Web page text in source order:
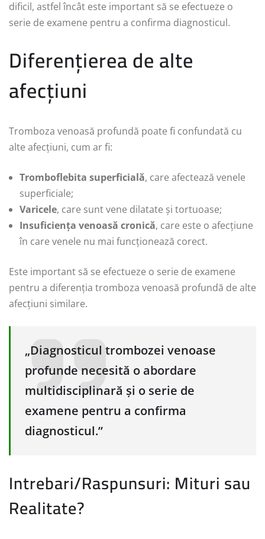
dificil, astfel încât este important să se efectueze o
serie de examene pentru a confirma diagnosticul.
Diferențierea de alte
afecțiuni
Tromboza venoasă profundă poate fi confundată cu
alte afecțiuni, cum ar fi:
Tromboflebita superficială, care afectează venele
superficiale;
Varicele, care sunt vene dilatate și tortuoase;
Insuficiența venoasă cronică, care este o afecțiune
în care venele nu mai funcționează corect.
Este important să se efectueze o serie de examene
pentru a diferenția tromboza venoasă profundă de alte
afecțiuni similare.
„Diagnosticul trombozei venoase
profunde necesită o abordare
multidisciplinară și o serie de
examene pentru a confirma
diagnosticul.”
Intrebari/Raspunsuri: Mituri sau
Realitate?